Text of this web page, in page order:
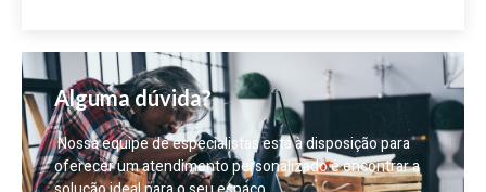
Alguma dúvida?
Nossa equipe de especialistas está à disposição para
oferecer um atendimento personalizado e encontrar a